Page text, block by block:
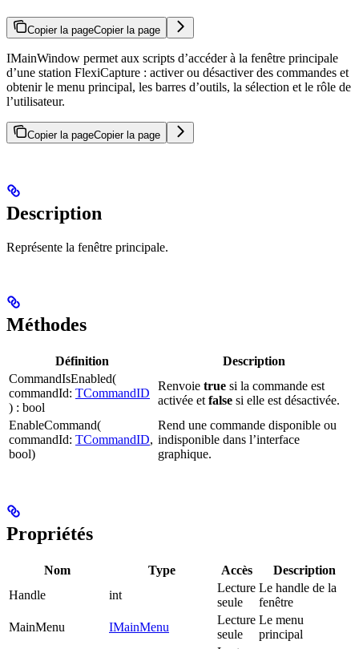
Copier la pageCopier la page
IMainWindow permet aux scripts d’accéder à la fenêtre principale
d’une station FlexiCapture : activer ou désactiver des commandes et
obtenir le menu principal, les barres d’outils, la sélection et le rôle de
l’utilisateur.
Copier la pageCopier la page
Description
Représente la fenêtre principale.
Méthodes
Définition
Description
CommandIsEnabled(
commandId: TCommandID
) : bool
Renvoie true si la commande est
activée et false si elle est désactivée.
EnableCommand(
commandId: TCommandID,
bool)
Rend une commande disponible ou
indisponible dans l’interface
graphique.
Propriétés
Nom Type Accès
Description
Handle
int
Lecture
seule
Le handle de la
fenêtre
MainMenu
IMainMenu
Lecture
seule
Le menu
principal